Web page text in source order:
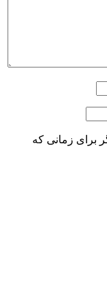
برای زمانی که